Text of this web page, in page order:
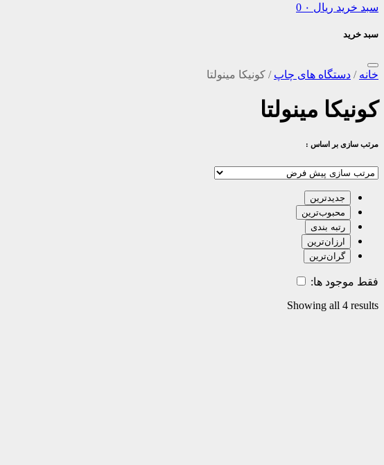
سبد خرید ریال 0
سبد خرید
خانه / دستگاه های چاپ / کونیکا مینولتا
کونیکا مینولتا
مرتب سازی بر اساس :
جدیدترین
محبوب‌ترین
رتبه بندی
ارزان‌ترین
گران‌ترین
فقط موجود ها:
Showing all 4 results